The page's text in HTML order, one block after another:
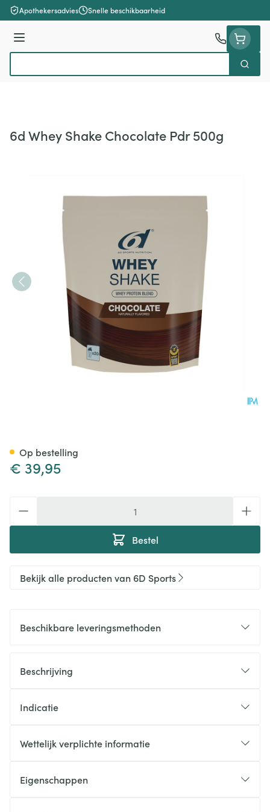
Ga naar de inhoud
Apothekersadvies Snelle beschikbaarheid
Menu
Zoek
6d Whey Shake Chocolate Pdr 500g
€ 39,95
Bestel
Op bestelling
Bekijk alle producten van 6D Sports
Beschikbare leveringsmethoden
Beschrijving
Indicatie
Wettelijk verplichte informatie
Eigenschappen